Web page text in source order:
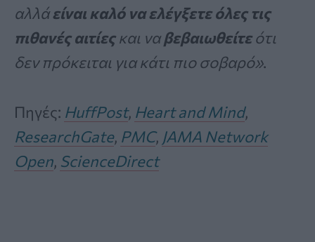
αλλάείναι καλό να ελέγξετε όλες τις
πιθανές αιτίεςκαι ναβεβαιωθείτεότι
δεν πρόκειται για κάτι πιο σοβαρό».
Πηγές: HuffPost, Heart and Mind,
ResearchGate, PMC, JAMA Network
Open, ScienceDirect